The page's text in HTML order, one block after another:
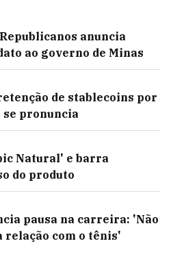
anuncia
ao governo de Minas
de stablecoins por
pronuncia
Natural' e barra
do produto
pausa na carreira: 'Não
relação com o tênis'